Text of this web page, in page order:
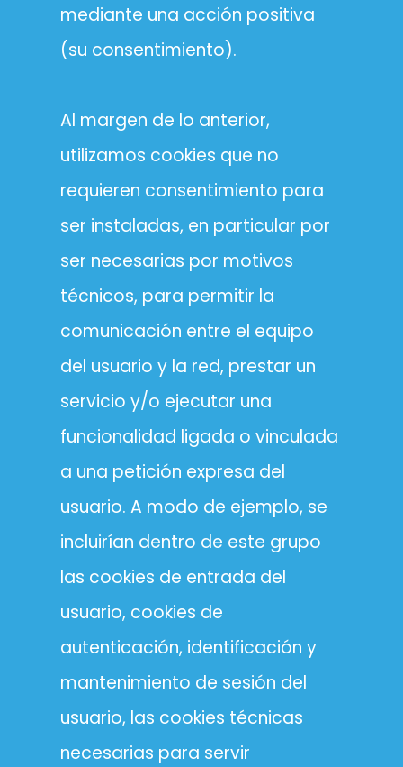
mediante una acción positiva
(su consentimiento).
Al margen de lo anterior,
utilizamos cookies que no
requieren consentimiento para
ser instaladas, en particular por
ser necesarias por motivos
técnicos, para permitir la
comunicación entre el equipo
del usuario y la red, prestar un
servicio y/o ejecutar una
funcionalidad ligada o vinculada
a una petición expresa del
usuario. A modo de ejemplo, se
incluirían dentro de este grupo
las cookies de entrada del
usuario, cookies de
autenticación, identificación y
mantenimiento de sesión del
usuario, las cookies técnicas
necesarias para servir